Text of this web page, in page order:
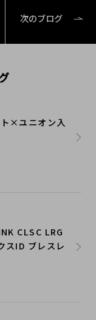
次のブログ
×ユニオン入
CLSC LRG
スID ブレスレ